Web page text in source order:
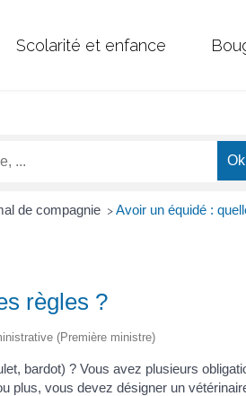
Scolarité et enfance
de compagnie > Avoir un équidé :
règles ?
(Première ministre)
bardot) ? Vous avez plusieurs
plus, vous devez désigner un